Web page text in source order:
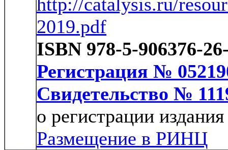
2019.pdf
ISBN 978-5-906376-
Регистрация №
Свидетельство №
о регистрации
Размещение в РИНЦ